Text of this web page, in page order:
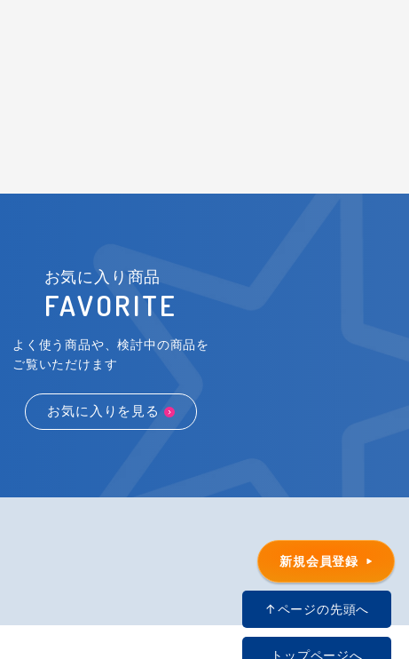
↑ページの先頭へ
トップページへ
お気に入り商品
FAVORITE
よく使う商品や、検討中の商品を
ご覧いただけます
お気に入りを見る
新規会員登録